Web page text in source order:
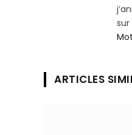
sur
ARTICLES